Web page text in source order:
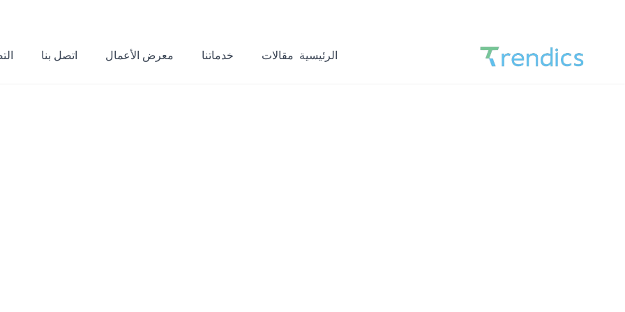
الرئيسية مقالات خدماتنا معرض الأعمال اتصل بنا